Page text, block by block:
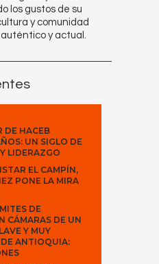
los gustos de su
y comunidad
auténtico y actual.
DE HACEB
UN SIGLO DE
LIDERAZGO
EL CAMPÍN,
PONE LA MIRA
DE
CÁMARAS DE UN
Y MUY
ANTIOQUIA: